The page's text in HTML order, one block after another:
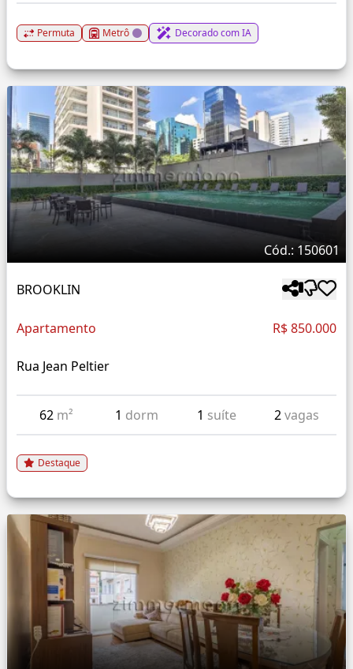
Permuta Metrô Decorado com IA
Cód.: 150601
BROOKLIN
Apartamento R$ 850.000
Rua Jean Peltier
62 m² 1 dorm 1 suíte 2vagas
Destaque